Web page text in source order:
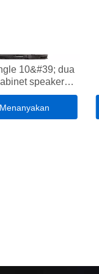
10&#39; dua
speaker
lengkap
Menanyakan